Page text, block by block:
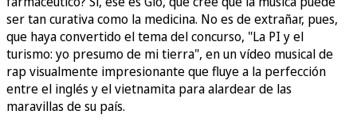
ser tan curativa como la medicina. No es de extrañar, pues,
que haya convertido el tema del concurso, "La PI y el
turismo: yo presumo de mi tierra", en un vídeo musical de
rap visualmente impresionante que fluye a la perfección
entre el inglés y el vietnamita para alardear de las
maravillas de su país.